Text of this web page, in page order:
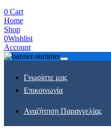
0 Cart
Home
Shop
0Wishlist
Account
Γνωρίστε μας
Επικοινωνία
Αναζήτηση Παραγγελίας